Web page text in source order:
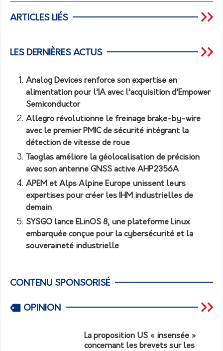
ARTICLES LIÉS
LES DERNIÈRES ACTUS
Analog Devices renforce son expertise en
alimentation pour l’IA avec l’acquisition d’Empower
Semiconductor
Allegro révolutionne le freinage brake-by-wire
avec le premier PMIC de sécurité intégrant la
détection de vitesse de roue
Taoglas améliore la géolocalisation de précision
avec son antenne GNSS active AHP2356A
APEM et Alps Alpine Europe unissent leurs
expertises pour créer les IHM industrielles de
demain
SYSGO lance ELinOS 8, une plateforme Linux
embarquée conçue pour la cybersécurité et la
souveraineté industrielle
CONTENU SPONSORISÉ
OPINION
La proposition US « insensée »
concernant les brevets sur les